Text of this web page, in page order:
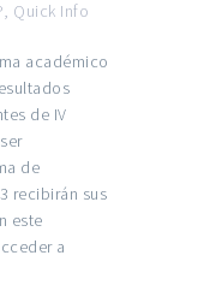
, Quick Info
académico
de IV
de
recibirán sus
este
a